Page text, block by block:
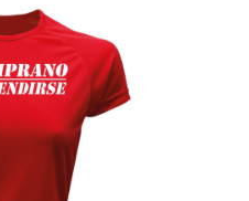
página
de
producto
tiene
múltiples
variantes.